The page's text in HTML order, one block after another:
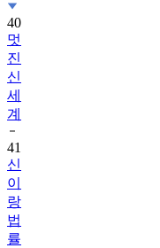
40
멋
진
신
세
계
41
신
이
랑
법
률